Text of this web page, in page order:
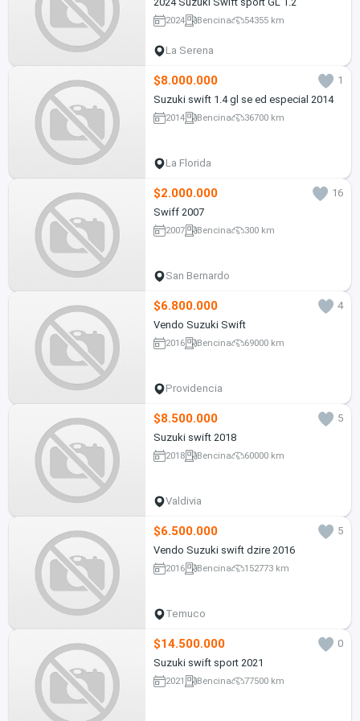
2024 Bencina 54355 km
La Serena
$8.000.000
1
Suzuki swift 1.4 gl se ed especial 2014
2014 Bencina 36700 km
La Florida
$2.000.000
16
Swiff 2007
2007 Bencina 300 km
San Bernardo
$6.800.000
4
Vendo Suzuki Swift
2016 Bencina 69000 km
Providencia
$8.500.000
5
Suzuki swift 2018
2018 Bencina 60000 km
Valdivia
$6.500.000
5
Vendo Suzuki swift dzire 2016
2016 Bencina 152773 km
Temuco
$14.500.000
0
Suzuki swift sport 2021
2021 Bencina 77500 km